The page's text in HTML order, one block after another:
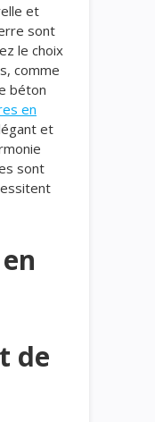
et
sont
le choix
comme
béton
en
et
sont
de